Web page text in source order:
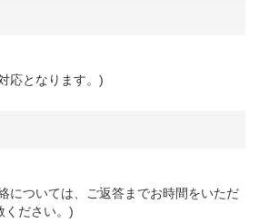
応となります。)
については、ご返答までお時間をいただ
ください。)